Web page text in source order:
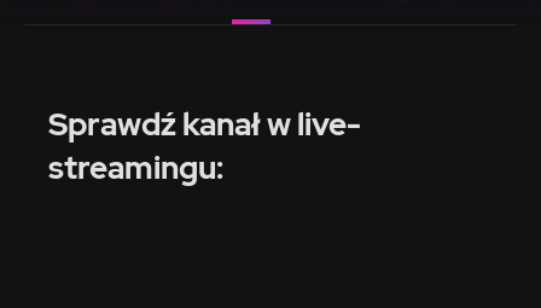
Sprawdź kanał w live-
streamingu: